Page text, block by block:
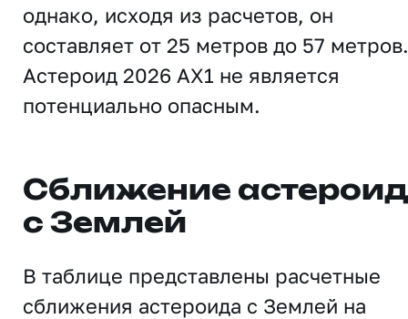
однако, исходя из расчетов, он
составляет от 25 метров до 57 метров.
Астероид 2026 AX1 не является
потенциально опасным.
Сближение
с Землей
В таблице представлены расчетные
сближения астероида с Землей на